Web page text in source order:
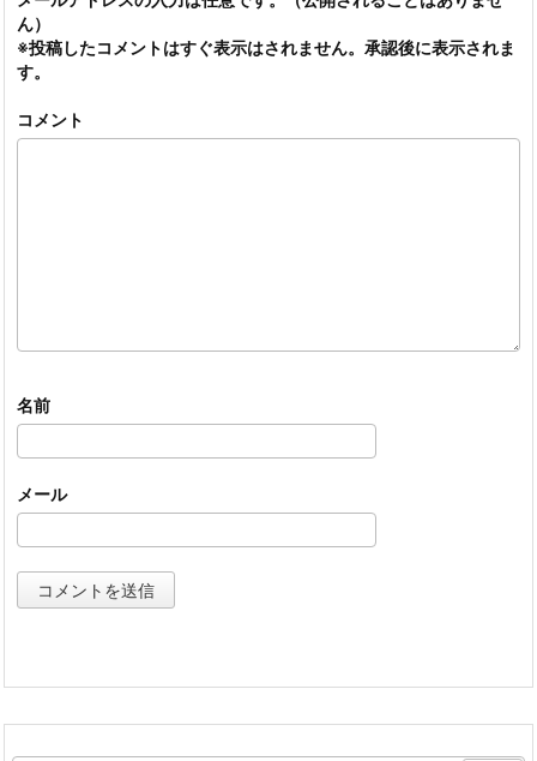
ん）
※投稿したコメントはすぐ表示はされません。承認後に表示されま
す。
コメント
名前
メール